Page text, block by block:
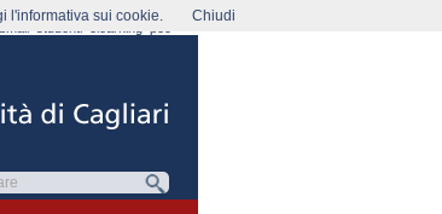
l'informativa sui cookie. Chiudi